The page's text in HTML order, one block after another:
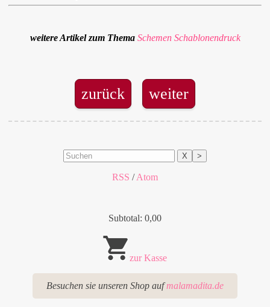
weitere Artikel zum Thema Schemen Schablonendruck
zurück weiter
X >
RSS /Atom
Subtotal: 0,00
zur Kasse
Besuchen sie unseren Shop aufmalamadita.de